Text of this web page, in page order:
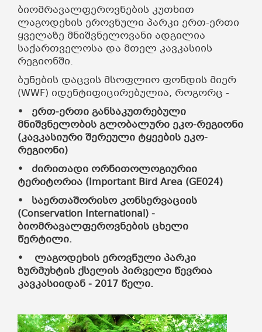
ბიომრავალფეროვნების კუთხით
ლაგოდეხის ეროვნული პარკი ერთ-ერთი
ყველაზე მნიშვნელოვანი ადგილია
საქართველოსა და მთელ კავკასიის
რეგიონში.
ბუნების დაცვის მსოფლიო ფონდის მიერ
(WWF) იდენტიფიცირებულია, როგორც -
• ერთ-ერთი განსაკუთრებული
მნიშვნელობის გლობალური ეკო-რეგიონი
(კავკასიური შერეული ტყეების ეკო-
რეგიონი)
• ძირითადი ორნითოლოგიურიი
ტერიტორია (Important Bird Area (GE024)
• საერთაშორისო კონსერვაციის
(Conservation International) -
ბიომრავალფეროვნების ცხელი
წერტილი.
• ლაგოდეხის ეროვნული პარკი
ზურმუხტის ქსელის პირველი წევრია
კავკასიიდან - 2017 წელი.